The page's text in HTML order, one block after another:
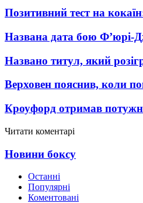
Позитивний тест на
Названа дата бою Ф’юрі-
Названо титул, який
Верховен пояснив, коли
Кроуфорд отримав
Читати коментарі
Новини боксу
Останні
Популярні
Коментовані